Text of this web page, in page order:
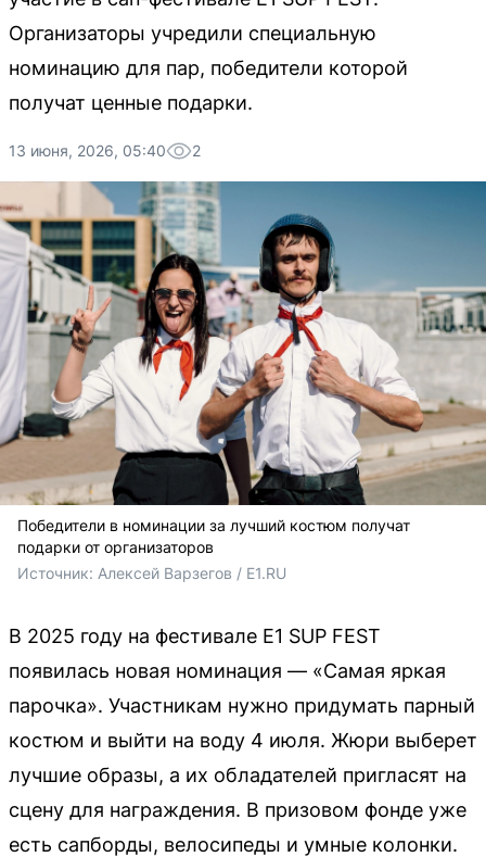
Организаторы учредили специальную
номинацию для пар, победители которой
получат ценные подарки.
13 июня, 2026, 05:40 2
Победители в номинации за лучший костюм получат
подарки от организаторов
Источник: Алексей Варзегов / E1.RU
В 2025 году на фестивале E1 SUP FEST
появилась новая номинация — «Самая яркая
парочка». Участникам нужно придумать парный
костюм и выйти на воду 4 июля. Жюри выберет
лучшие образы, а их обладателей пригласят на
сцену для награждения. В призовом фонде уже
есть сапборды, велосипеды и умные колонки.